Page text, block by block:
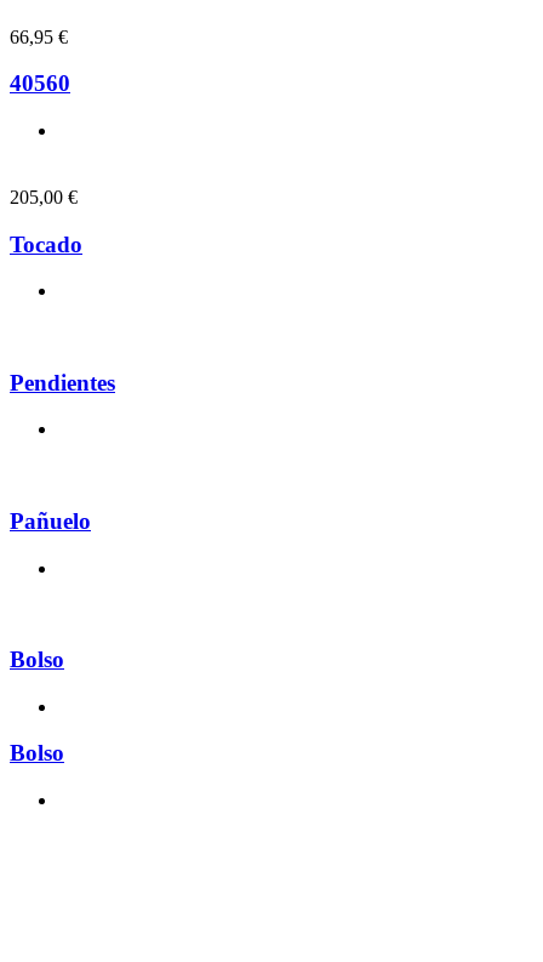
66,95 €
40560
205,00 €
Tocado
Pendientes
Pañuelo
Bolso
Bolso